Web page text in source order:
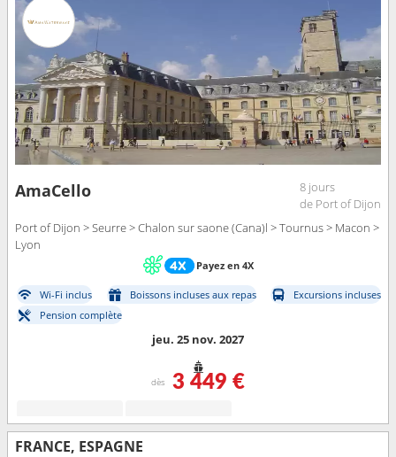
AmaCello
8 jours
de Port of Dijon
Port of Dijon > Seurre > Chalon sur saone (Cana)l > Tournus > Macon >
Lyon
Payez en 4X
Wi-Fi inclus Boissons incluses aux repas
Excursions incluses
Pension complète
jeu. 25 nov. 2027
dès 3 449 €
FRANCE, ESPAGNE